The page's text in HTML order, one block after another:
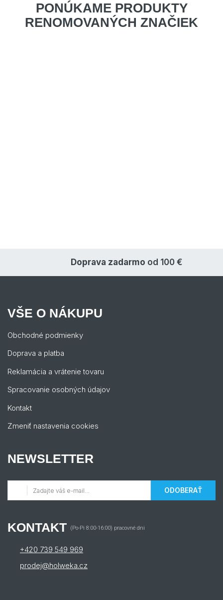
PONÚKAME PRODUKTY
RENOMOVANÝCH ZNAČIEK
Doprava zadarmo od 100 €
VŠE O NÁKUPU
Obchodné podmienky
Doprava a platba
Reklamácia a vrátenie tovaru
Spracovanie osobných údajov
Kontakt
Zmeniť nastavenia cookies
NEWSLETTER
ODOBERAŤ
KONTAKT (Po-Pi 8:00-16:00) pracovné dni
+420 739 549 969
prodej@holweka.cz